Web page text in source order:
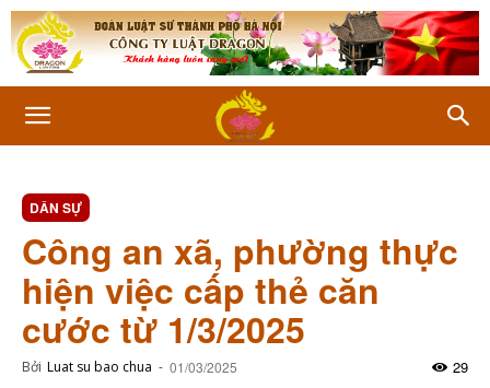
DÂN SỰ
Công an xã, phường thực
hiện việc cấp thẻ căn
cước từ 1/3/2025
Bởi Luat su bao chua - 01/03/2025 29